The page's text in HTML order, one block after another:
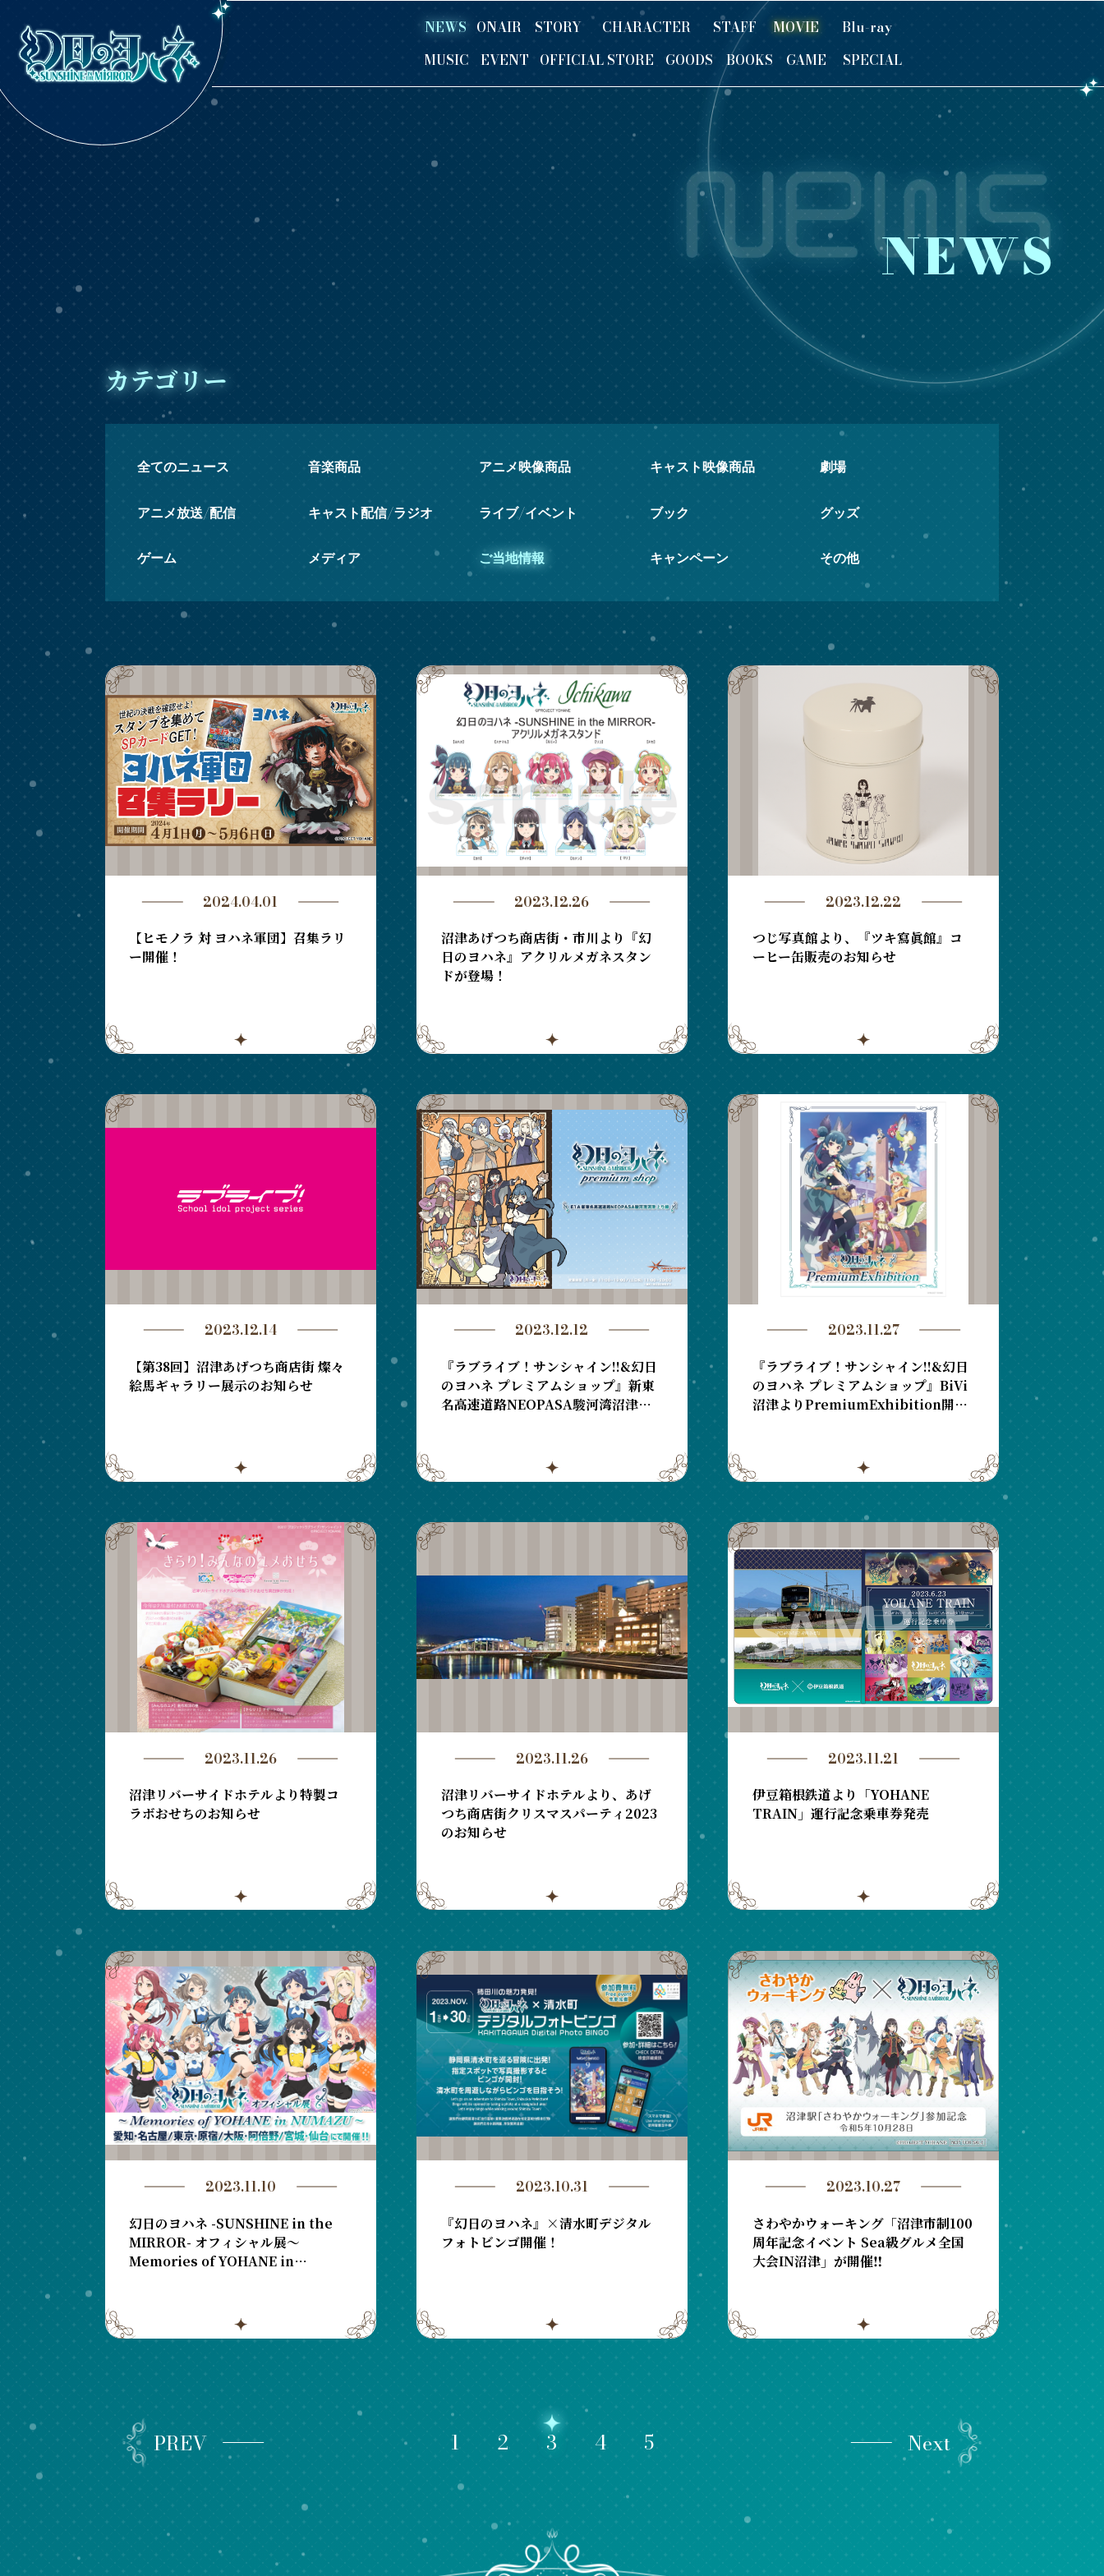
NEWS ONAIR STORY CHARACTER STAFF MOVIE
Blu-ray
MUSIC
EVENT OFFICIAL STORE GOODS BOOKS GAME SPECIAL
NEWS
カテゴリー
全てのニュース 音楽商品 アニメ映像商品 キャスト映像商品 劇場
アニメ放送/配信 キャスト配信/ラジオ ライブ/イベント ブック グッズ
ゲーム メディア ご当地情報 キャンペーン その他
2024.04.01
【ヒモノラ 対 ヨハネ軍団】召集ラリ
ー開催！
2023.12.26
沼津あげつち商店街・市川より『幻
日のヨハネ』アクリルメガネスタン
ドが登場！
2023.12.22
つじ写真館より、『ツキ寫眞館』コ
ーヒー缶販売のお知らせ
2023.12.14
【第38回】沼津あげつち商店街 燦々
絵馬ギャラリー展示のお知らせ
2023.12.12
『ラブライブ！サンシャイン!!&幻日
のヨハネ プレミアムショップ』新東
名高速道路NEOPASA駿河湾沼津上
2023.11.27
『ラブライブ！サンシャイン!!&幻日
のヨハネ プレミアムショップ』BiVi
沼津よりPremiumExhibition開催
2023.11.26
沼津リバーサイドホテルより特製コ
ラボおせちのお知らせ
2023.11.26
沼津リバーサイドホテルより、あげ
つち商店街クリスマスパーティ2023
のお知らせ
2023.11.21
伊豆箱根鉄道より「YOHANE
TRAIN」運行記念乗車券発売
2023.11.10
幻日のヨハネ -SUNSHINE in the
MIRROR- オフィシャル展～
Memories of YOHANE in
2023.10.31
『幻日のヨハネ』×清水町デジタル
フォトビンゴ開催！
2023.10.27
さわやかウォーキング「沼津市制100
周年記念イベント Sea級グルメ全国
大会IN沼津」が開催‼️
PREV 1 2 3 4 5 Next